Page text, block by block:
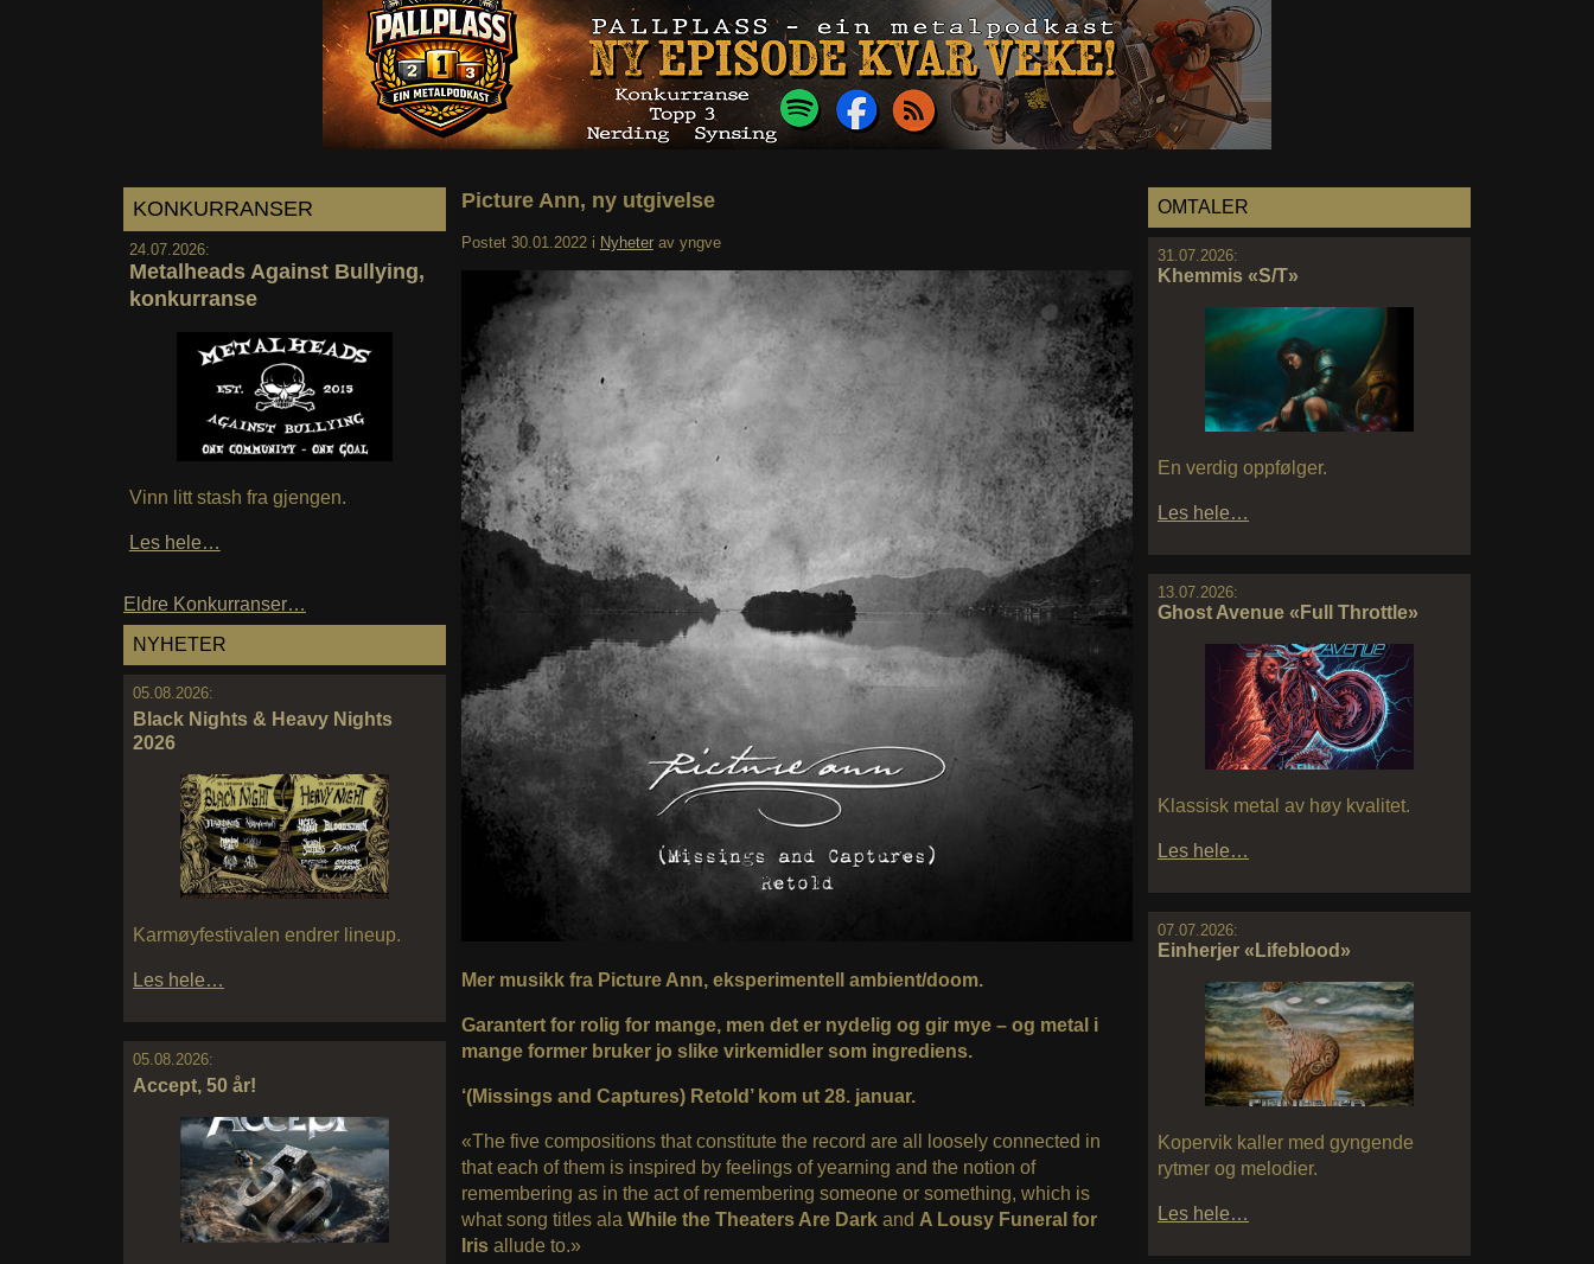
KONKURRANSER
24.07.2026:
Metalheads Against Bullying,
konkurranse
Vinn litt stash fra gjengen.
Les hele…
Eldre Konkurranser…
NYHETER
05.08.2026:
Black Nights & Heavy Nights
2026
Karmøyfestivalen endrer lineup.
Les hele…
05.08.2026:
Accept, 50 år!
OMTALER
31.07.2026:
Khemmis «S/T»
En verdig oppfølger.
Les hele…
13.07.2026:
Ghost Avenue «Full Throttle»
Klassisk metal av høy kvalitet.
Les hele…
07.07.2026:
Einherjer «Lifeblood»
Kopervik kaller med gyngende
rytmer og melodier.
Les hele…
Picture Ann, ny utgivelse
Postet 30.01.2022 i Nyheter av yngve
Mer musikk fra Picture Ann, eksperimentell ambient/doom.
Garantert for rolig for mange, men det er nydelig og gir mye – og metal i
mange former bruker jo slike virkemidler som ingrediens.
‘(Missings and Captures) Retold’ kom ut 28. januar.
«The five compositions that constitute the record are all loosely connected in
that each of them is inspired by feelings of yearning and the notion of
remembering as in the act of remembering someone or something, which is
what song titles ala While the Theaters Are Dark and A Lousy Funeral for
Irisallude to.»